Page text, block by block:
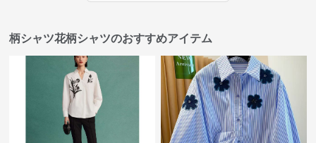
柄シャツ花柄シャツのおすすめアイテム